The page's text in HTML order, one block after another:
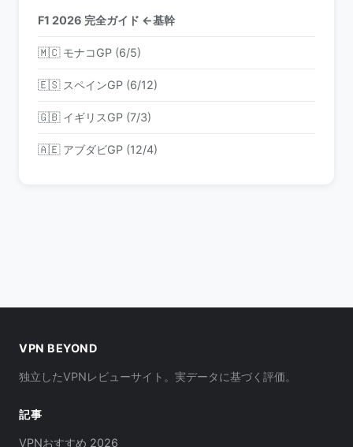
F1 2026 完全ガイド ←基幹
🇲🇨 モナコGP (6/5)
🇪🇸 スペインGP (6/12)
🇬🇧 イギリスGP (7/3)
🇦🇪 アブダビGP (12/4)
VPN BEYOND
独立したVPNレビューサイト。実データに基づく評価。
記事
VPNおすすめ 2026